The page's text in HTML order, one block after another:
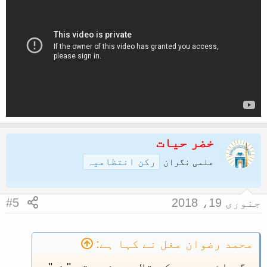
خضر حیات
علمی نگران رکن انتظامیہ
جنوری 19، 2018 #5
محمد رضوان مغل نے کہا ہے: